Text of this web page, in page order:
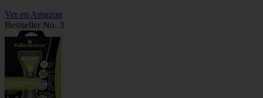
Ver en Amazon
Bestseller No. 3